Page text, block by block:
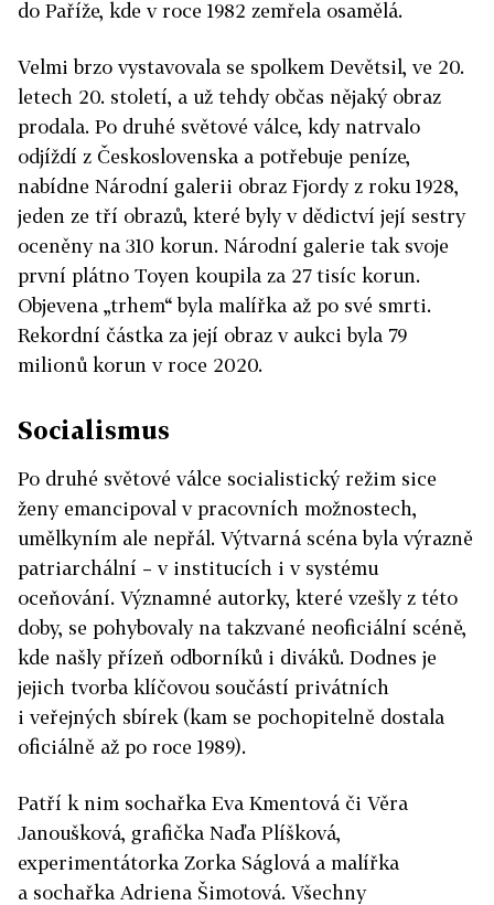
do Paříže, kde v roce 1982 zemřela osamělá.
Velmi brzo vystavovala se spolkem Devětsil, ve 20.
letech 20. století, a už tehdy občas nějaký obraz
prodala. Po druhé světové válce, kdy natrvalo
odjíždí z Československa a potřebuje peníze,
nabídne Národní galerii obraz Fjordy z roku 1928,
jeden ze tří obrazů, které byly v dědictví její sestry
oceněny na 310 korun. Národní galerie tak svoje
první plátno Toyen koupila za 27 tisíc korun.
Objevena „trhem“ byla malířka až po své smrti.
Rekordní částka za její obraz v aukci byla 79
milionů korun v roce 2020.
Socialismus
Po druhé světové válce socialistický režim sice
ženy emancipoval v pracovních možnostech,
umělkyním ale nepřál. Výtvarná scéna byla výrazně
patriarchální – v institucích i v systému
oceňování. Významné autorky, které vzešly z této
doby, se pohybovaly na takzvané neoficiální scéně,
kde našly přízeň odborníků i diváků. Dodnes je
jejich tvorba klíčovou součástí privátních
i veřejných sbírek (kam se pochopitelně dostala
oficiálně až po roce 1989).
Patří k nim sochařka Eva Kmentová či Věra
Janoušková, grafička Naďa Plíšková,
experimentátorka Zorka Ságlová a malířka
a sochařka Adriena Šimotová. Všechny